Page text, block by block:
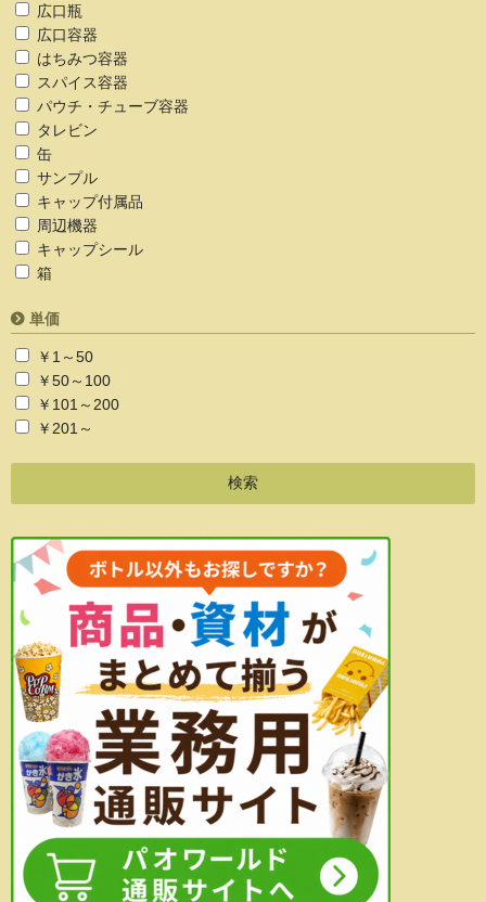
広口瓶
広口容器
はちみつ容器
スパイス容器
パウチ・チューブ容器
タレビン
缶
サンプル
キャップ付属品
周辺機器
キャップシール
箱
単価
￥1～50
￥50～100
￥101～200
￥201～